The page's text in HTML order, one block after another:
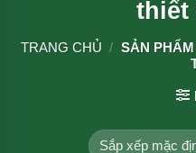
thiết
TRANG CHỦ / SẢN